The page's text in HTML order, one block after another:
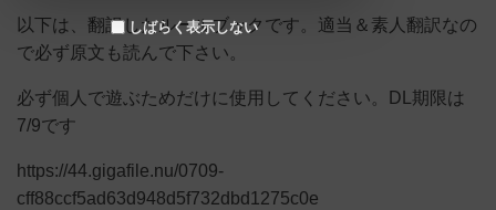
以下は、翻訳したルールブックです。適当＆素人翻訳なの
で必ず原文も読んで下さい。
必ず個人で遊ぶためだけに使用してください。DL期限は
7/9です
https://44.gigafile.nu/0709-
cff88ccf5ad63d948d5f732dbd1275c0e
しばらく表示しない